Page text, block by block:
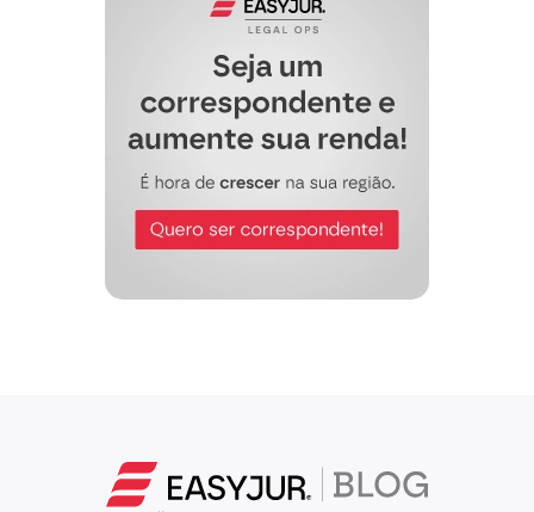
Ilmo. Sr. Dr. Delegado Titular da……
Delegacia de Polícia……
(Nome), por seu advogado subscrito,
vem, nos Autos do Inquérito Policial
nº……, em trâmite nesta Delegacia de
Polícia, instaurado para apurar
responsabilidade penal de ……, por
violação do dispositivo……do Código
Penal, requer a V. Sª juntada da
declaração de renúncia ao direito de
queixa, na forma da lei.
Requer ainda trâmite do inquérito
pelo MM. Dr. Juiz de Direito.
direta com a narrativa no bojo da notitia
criminis de fls. ……, vem por seu